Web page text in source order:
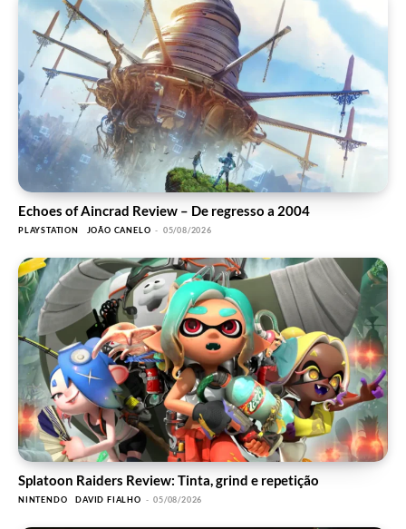
Echoes of Aincrad Review – De regresso a 2004
PLAYSTATION JOÃO CANELO - 05/08/2026
Splatoon Raiders Review: Tinta, grind e repetição
NINTENDO DAVID FIALHO - 05/08/2026